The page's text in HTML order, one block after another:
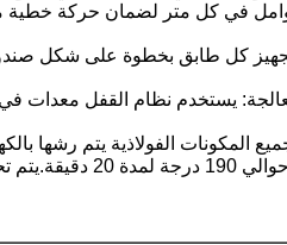
في كل متر لضمان حركة خطية
المكونات الفولاذية يتم رشها
مدير المشروع.